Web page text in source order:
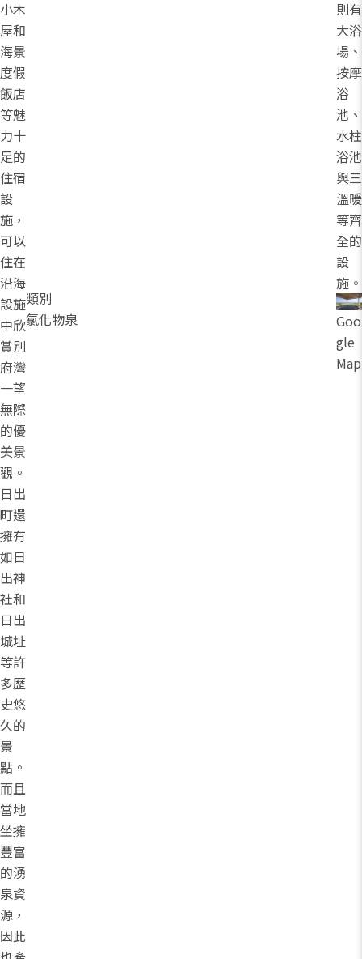
小木
屋和
海景
度假
飯店
等魅
力十
足的
住宿
設
施，
可以
住在
沿海
設施
中欣
賞別
府灣
一望
無際
的優
美景
觀。
日出
町還
擁有
如日
出神
社和
日出
城址
等許
多歷
史悠
久的
景
點。
而且
當地
坐擁
豐富
的湧
泉資
源，
因此
類別
氯化物泉
則有
大浴
場、
按摩
浴
池、
水柱
浴池
與三
溫暖
等齊
全的
設
施。
Goo
gle
Map